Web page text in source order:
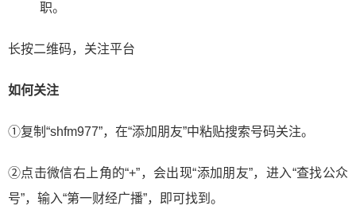
职。
长按二维码，关注平台
如何关注
①复制“shfm977”，在“添加朋友”中粘贴搜索号码关注。
②点击微信右上角的“+”，会出现“添加朋友”，进入“查找公众
号”，输入“第一财经广播”，即可找到。